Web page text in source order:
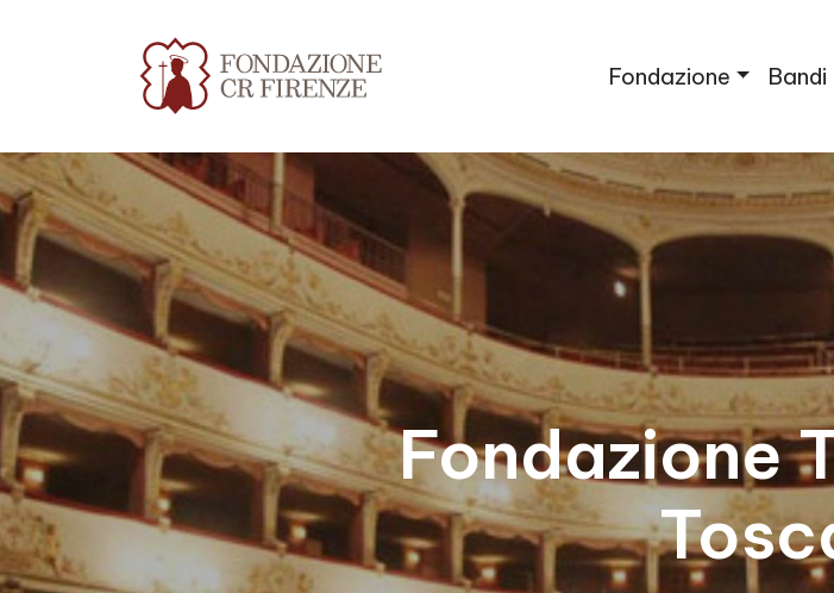
Fondazione Bandi
Fondazione Teatro della Toscana
Fondazione